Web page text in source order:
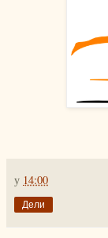
у 14:00
Дели